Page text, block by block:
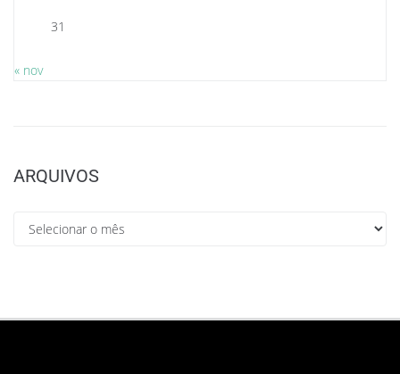
31
« nov
ARQUIVOS